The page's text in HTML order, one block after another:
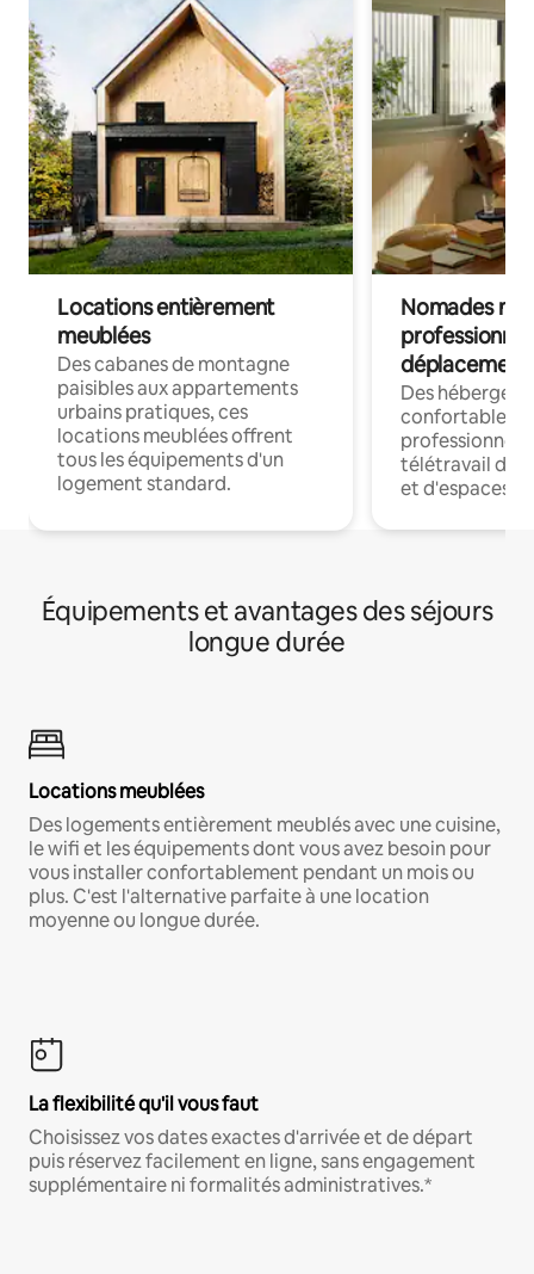
Locations entièrement
meublées
Des cabanes de montagne
paisibles aux appartements
urbains pratiques, ces
locations meublées offrent
tous les équipements d'un
logement standard.
Nomades
déplacement
Des
confortables
professionnels
télétravail
et d'espaces
Équipements et avantages des séjours
longue durée
Locations meublées
Des logements entièrement meublés avec une cuisine,
le wifi et les équipements dont vous avez besoin pour
vous installer confortablement pendant un mois ou
plus. C'est l'alternative parfaite à une location
moyenne ou longue durée.
La flexibilité qu'il vous faut
Choisissez vos dates exactes d'arrivée et de départ
puis réservez facilement en ligne, sans engagement
supplémentaire ni formalités administratives.*